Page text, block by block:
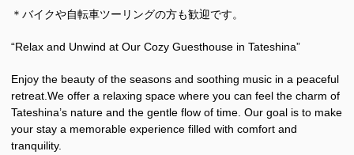
＊バイクや自転車ツーリングの方も歓迎です。
“Relax and Unwind at Our Cozy Guesthouse in Tateshina”
Enjoy the beauty of the seasons and soothing music in a peaceful
retreat.We offer a relaxing space where you can feel the charm of
Tateshina’s nature and the gentle flow of time. Our goal is to make
your stay a memorable experience filled with comfort and
tranquility.